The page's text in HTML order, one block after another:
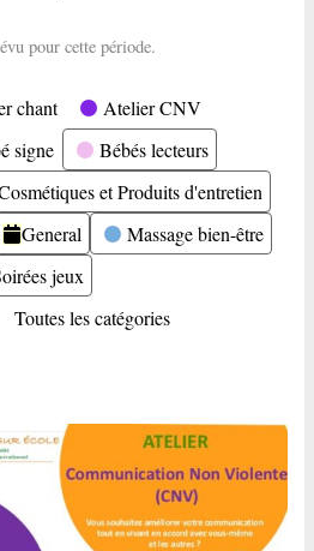
pour cette période.
chant
Atelier CNV
signe
Bébés lecteurs
et Produits d'entretien
General
Massage bien-être
jeux
Toutes les catégories